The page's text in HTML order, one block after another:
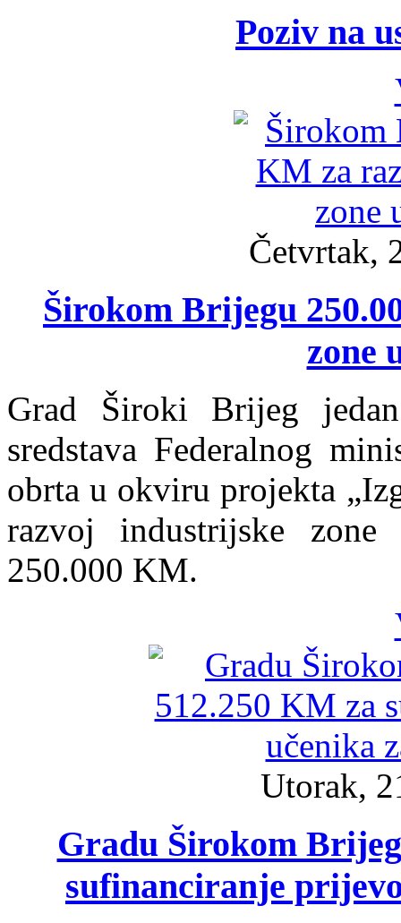
Poziv na
Četvrtak,
Širokom Brijegu
zone
Grad Široki Brijeg
sredstava Federalnog
obrta u okviru projekta
razvoj industrijske
250.000 KM.
Utorak,
Gradu Širokom
sufinanciranje